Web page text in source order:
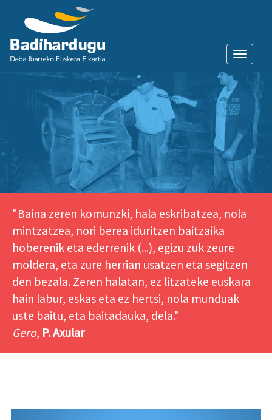
Toggle
"Baina zeren komunzki, hala eskribatzea, nola
mintzatzea, nori berea iduritzen baitzaika
hoberenik eta ederrenik (...), egizu zuk zeure
moldera, eta zure herrian usatzen eta segitzen
den bezala. Zeren halatan, ez litzateke euskara
hain labur, eskas eta ez hertsi, nola munduak
uste baitu, eta baitadauka, dela."
Gero, P. Axular